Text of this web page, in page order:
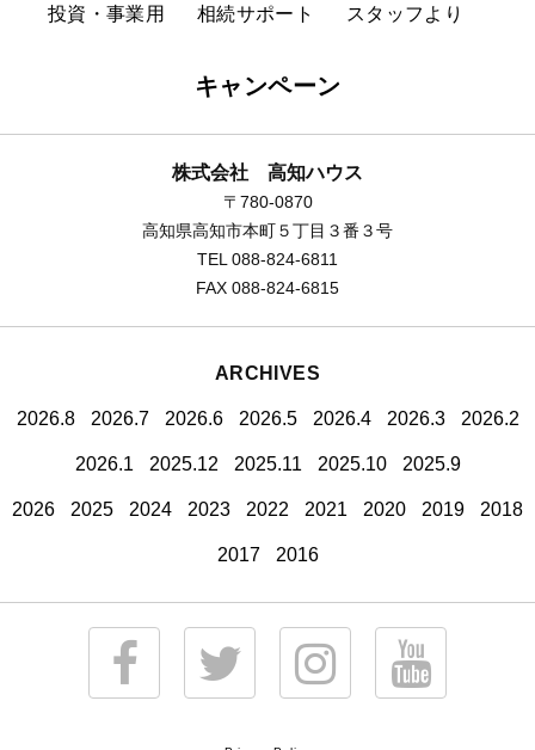
投資・事業用 相続サポート スタッフより
キャンペーン
株式会社 高知ハウス
〒780-0870
高知県高知市本町５丁目３番３号
TEL 088-824-6811
FAX 088-824-6815
ARCHIVES
2026.8 2026.7 2026.6 2026.5 2026.4 2026.3 2026.2
2026.1 2025.12 2025.11 2025.10 2025.9
2026 2025 2024 2023 2022 2021 2020 2019 2018
2017 2016